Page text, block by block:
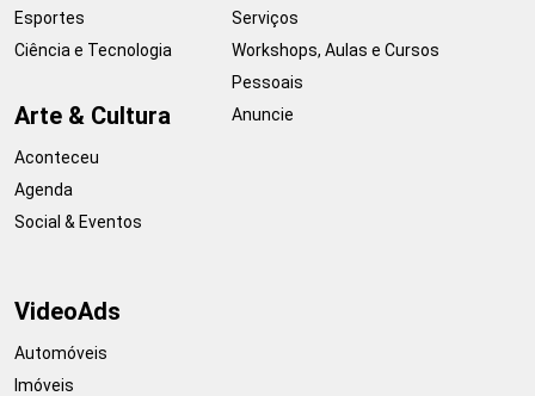
Esportes
Ciência e Tecnologia
Arte & Cultura
Aconteceu
Agenda
Social & Eventos
Serviços
Workshops, Aulas e Cursos
Pessoais
Anuncie
VideoAds
Automóveis
Imóveis